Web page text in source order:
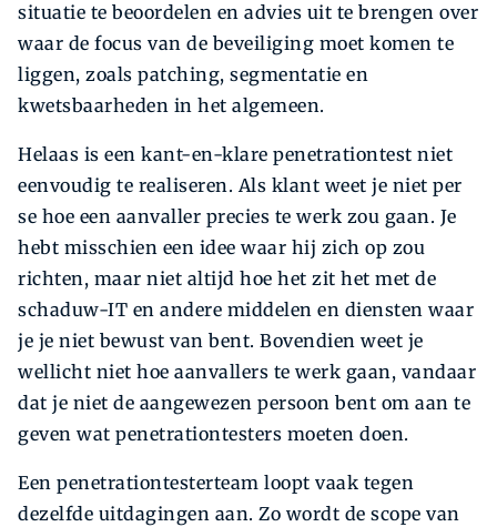
situatie te beoordelen en advies uit te brengen over
waar de focus van de beveiliging moet komen te
liggen, zoals patching, segmentatie en
kwetsbaarheden in het algemeen.
Helaas is een kant-en-klare penetrationtest niet
eenvoudig te realiseren. Als klant weet je niet per
se hoe een aanvaller precies te werk zou gaan. Je
hebt misschien een idee waar hij zich op zou
richten, maar niet altijd hoe het zit het met de
schaduw-IT en andere middelen en diensten waar
je je niet bewust van bent. Bovendien weet je
wellicht niet hoe aanvallers te werk gaan, vandaar
dat je niet de aangewezen persoon bent om aan te
geven wat penetrationtesters moeten doen.
Een penetrationtesterteam loopt vaak tegen
dezelfde uitdagingen aan. Zo wordt de scope van